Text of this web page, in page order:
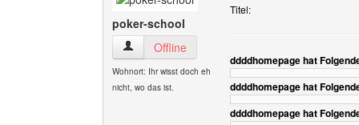
poker-school
poker-school Benutzer-Profile anzeigen
Offline
Wohnort: Ihr wisst doch eh
nicht, wo das ist.
Titel:
ddddhomepage hat
ddddhomepage hat
ddddhomepage hat